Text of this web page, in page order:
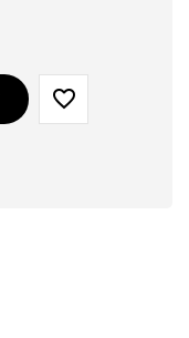
favorite_border